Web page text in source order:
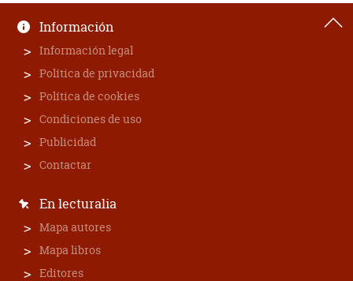
Información
Información legal
Política de privacidad
Política de cookies
Condiciones de uso
Publicidad
Contactar
En lecturalia
Mapa autores
Mapa libros
Editores